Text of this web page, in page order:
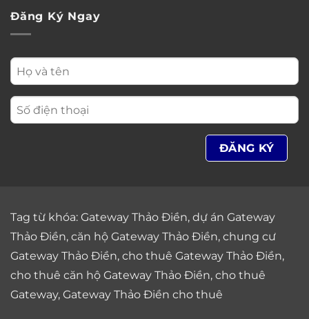
Đăng Ký Ngay
Tag từ khóa: Gateway Thảo Điền, dự án Gateway
Thảo Điền, căn hộ Gateway Thảo Điền, chung cư
Gateway Thảo Điền, cho thuê Gateway Thảo Điền,
cho thuê căn hộ Gateway Thảo Điền, cho thuê
Gateway, Gateway Thảo Điền cho thuê